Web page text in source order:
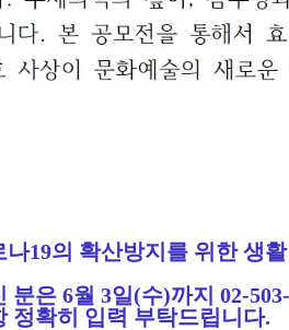
나19의 확산방지를 위한 생
분은 6월 3일(수)까지 02-
정확히 입력 부탁드립니다.